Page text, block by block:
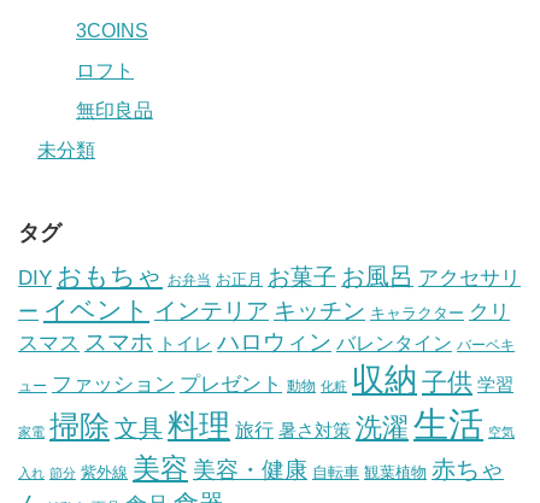
3COINS
ロフト
無印良品
未分類
タグ
DIY おもちゃ お弁当 お正月 お菓子 お風呂 アクセサリ
ー イベント インテリア キッチン キャラクター クリ
スマス スマホ トイレ ハロウィン バレンタイン バーベキ
ュー ファッション プレゼント 動物 化粧 収納 子供 学習
家電 掃除 文具料理 旅行 暑さ対策 洗濯 生活 空気
入れ 節分 紫外線 美容 美容・健康 自転車 観葉植物 赤ちゃ